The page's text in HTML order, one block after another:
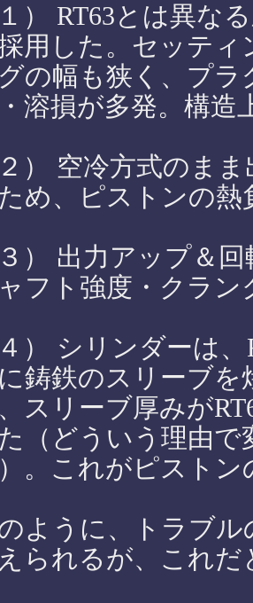
１） RT63とは異な
用した。セッテ
の幅も狭く、プ
溶損が多発。構造
２） 空冷方式のま
め、ピストンの
３） 出力アップ＆
フト強度・クラ
４） シリンダーは
鋳鉄のスリーブ
スリーブ厚みが
（どういう理由
。これがピスト
ように、トラブ
られるが、これ